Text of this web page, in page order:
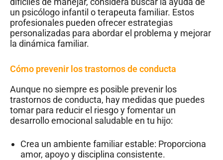
un psicólogo infantil o terapeuta familiar. Estos
profesionales pueden ofrecer estrategias
personalizadas para abordar el problema y mejorar
la dinámica familiar.
Cómo prevenir los trastornos de conducta
Aunque no siempre es posible prevenir los
trastornos de conducta, hay medidas que puedes
tomar para reducir el riesgo y fomentar un
desarrollo emocional saludable en tu hijo:
Crea un ambiente familiar estable: Proporciona
amor, apoyo y disciplina consistente.